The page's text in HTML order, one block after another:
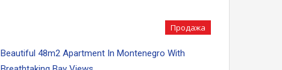
Продажа
Beautiful 48m2 Apartment In Montenegro With